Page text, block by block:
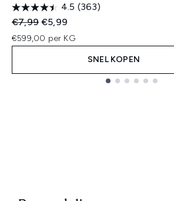
4.5 (363)
Recommended Retail Price:
€7,99 Huidige prijs:
€5,99
€599,00 per KG
SNEL KOPEN